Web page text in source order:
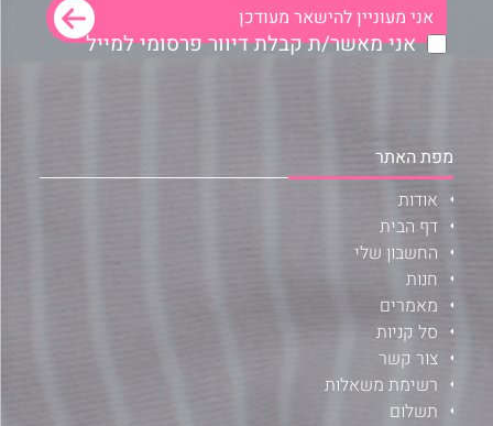
אני מאשר/ת קבלת דיוור פרסומי למייל
מפת האתר
אודות
דף הבית
החשבון שלי
חנות
מאמרים
סל קניות
צור קשר
רשימת משאלות
תשלום